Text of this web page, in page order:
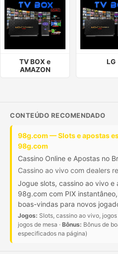
TV BOX e
AMAZON
LG
CONTEÚDO RECOMENDADO
98g.com — Slots e apostas
98g.com
Cassino Online e Apostas no
Cassino ao vivo com dealers
Jogue slots, cassino ao vivo e
98g.com com PIX
boas-vindas para novos
Jogos: Slots, cassino ao vivo,
jogos de mesa · Bônus: Bônus de
especificados na página)